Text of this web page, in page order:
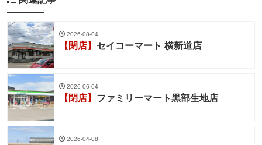
2026-08-04
【閉店】 セイコーマート 横新道店
2026-06-04
【閉店】 ファミリーマート黒部生地店
2026-04-08